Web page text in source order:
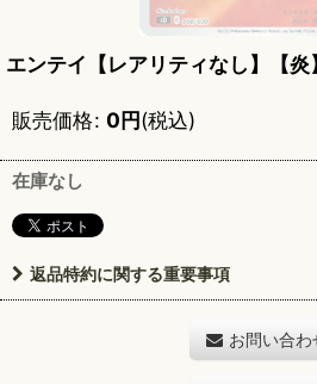
エンテイ【レアリティなし】【炎】
販売価格: 0円(税込)
在庫なし
返品特約に関する重要事項
お問い合わ